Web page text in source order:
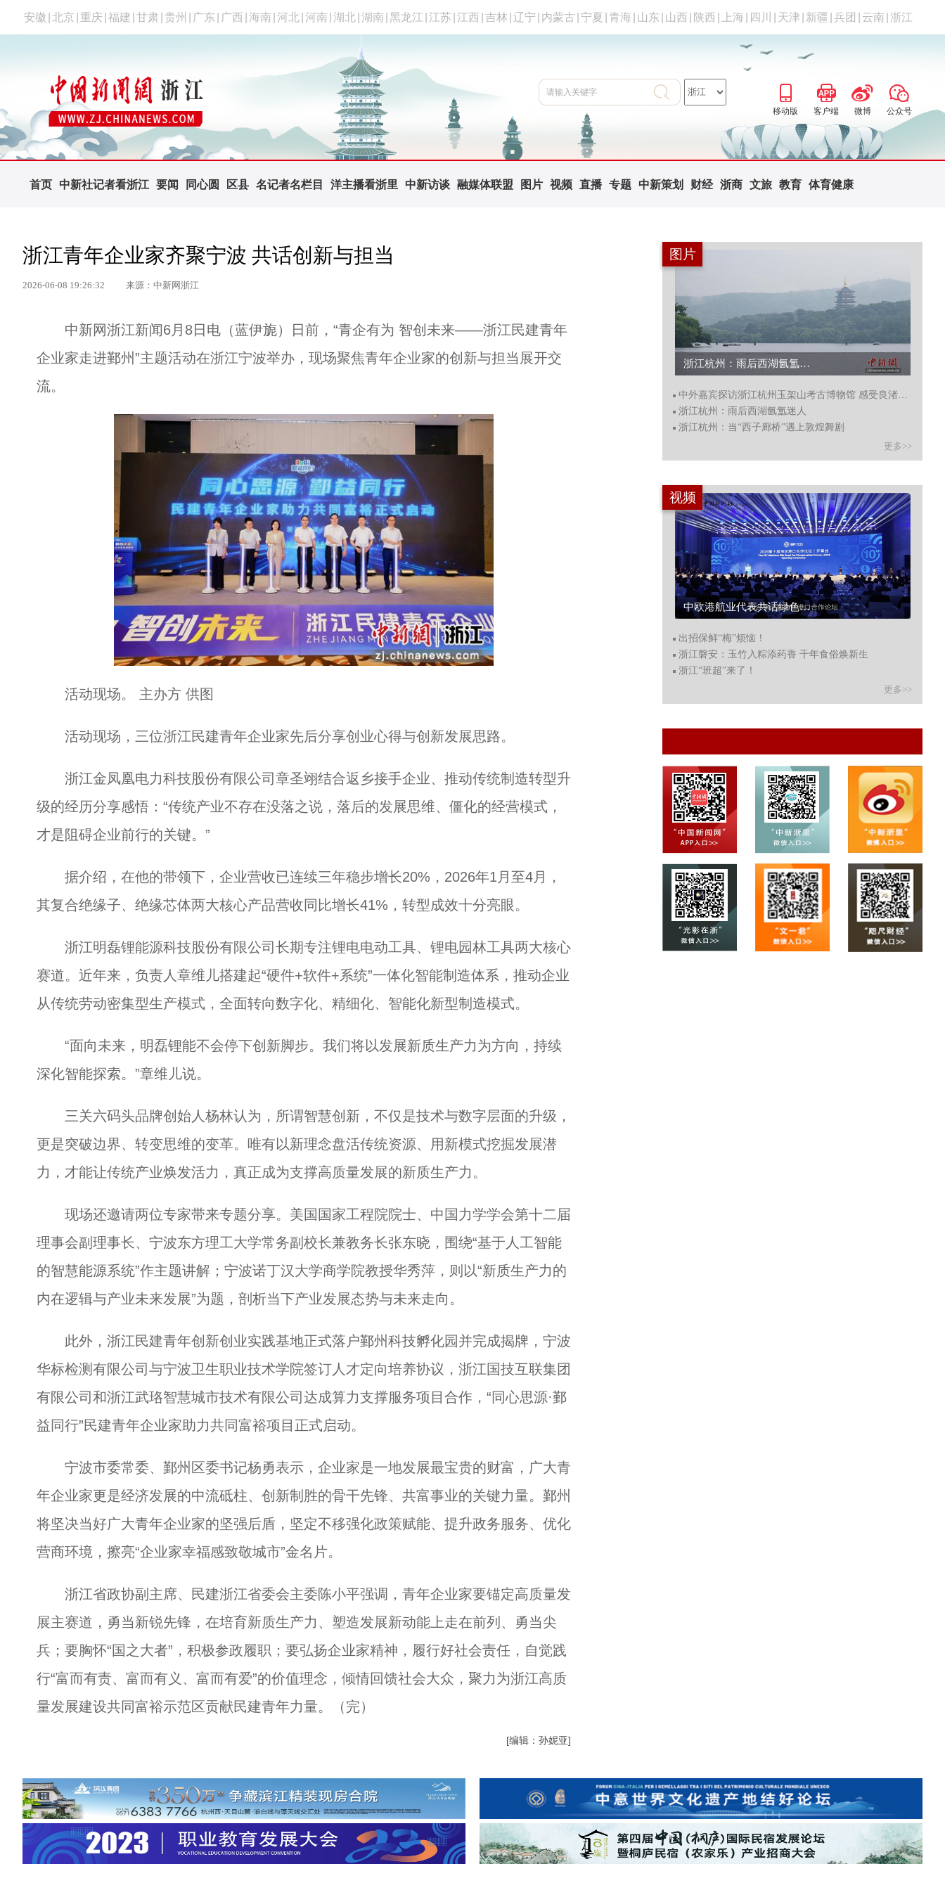
安徽 北京 重庆 福建 甘肃 贵州 广东 广西 海南 河北 河南 湖北 湖南 黑龙江 江苏 江西 吉林 辽宁 内蒙古 宁夏 青海 山东 山西 陕西 上海 四川 天津 新疆 兵团 云南 浙江
移动版 客户端 微博 公众号
首页 中新社记者看浙江 要闻 同心圆 区县 名记者名栏目 洋主播看浙里 中新访谈 融媒体联盟 图片 视频 直播 专题 中新策划 财经 浙商 文旅 教育 体育健康
浙江青年企业家齐聚宁波 共话创新与担当
2026-06-08 19:26:32 来源：中新网浙江
中新网浙江新闻6月8日电（蓝伊旎）日前，“青企有为 智创未来——浙江民建青年
企业家走进鄞州”主题活动在浙江宁波举办，现场聚焦青年企业家的创新与担当展开交
流。
活动现场。 主办方 供图
活动现场，三位浙江民建青年企业家先后分享创业心得与创新发展思路。
浙江金凤凰电力科技股份有限公司章圣翊结合返乡接手企业、推动传统制造转型升
级的经历分享感悟：“传统产业不存在没落之说，落后的发展思维、僵化的经营模式，
才是阻碍企业前行的关键。”
据介绍，在他的带领下，企业营收已连续三年稳步增长20%，2026年1月至4月，
其复合绝缘子、绝缘芯体两大核心产品营收同比增长41%，转型成效十分亮眼。
浙江明磊锂能源科技股份有限公司长期专注锂电电动工具、锂电园林工具两大核心
赛道。近年来，负责人章维儿搭建起“硬件+软件+系统”一体化智能制造体系，推动企业
从传统劳动密集型生产模式，全面转向数字化、精细化、智能化新型制造模式。
“面向未来，明磊锂能不会停下创新脚步。我们将以发展新质生产力为方向，持续
深化智能探索。”章维儿说。
三关六码头品牌创始人杨林认为，所谓智慧创新，不仅是技术与数字层面的升级，
更是突破边界、转变思维的变革。唯有以新理念盘活传统资源、用新模式挖掘发展潜
力，才能让传统产业焕发活力，真正成为支撑高质量发展的新质生产力。
现场还邀请两位专家带来专题分享。美国国家工程院院士、中国力学学会第十二届
理事会副理事长、宁波东方理工大学常务副校长兼教务长张东晓，围绕“基于人工智能
的智慧能源系统”作主题讲解；宁波诺丁汉大学商学院教授华秀萍，则以“新质生产力的
内在逻辑与产业未来发展”为题，剖析当下产业发展态势与未来走向。
此外，浙江民建青年创新创业实践基地正式落户鄞州科技孵化园并完成揭牌，宁波
华标检测有限公司与宁波卫生职业技术学院签订人才定向培养协议，浙江国技互联集团
有限公司和浙江武珞智慧城市技术有限公司达成算力支撑服务项目合作，“同心思源·鄞
益同行”民建青年企业家助力共同富裕项目正式启动。
宁波市委常委、鄞州区委书记杨勇表示，企业家是一地发展最宝贵的财富，广大青
年企业家更是经济发展的中流砥柱、创新制胜的骨干先锋、共富事业的关键力量。鄞州
将坚决当好广大青年企业家的坚强后盾，坚定不移强化政策赋能、提升政务服务、优化
营商环境，擦亮“企业家幸福感致敬城市”金名片。
浙江省政协副主席、民建浙江省委会主委陈小平强调，青年企业家要锚定高质量发
展主赛道，勇当新锐先锋，在培育新质生产力、塑造发展新动能上走在前列、勇当尖
兵；要胸怀“国之大者”，积极参政履职；要弘扬企业家精神，履行好社会责任，自觉践
行“富而有责、富而有义、富而有爱”的价值理念，倾情回馈社会大众，聚力为浙江高质
量发展建设共同富裕示范区贡献民建青年力量。（完）
[编辑：孙妮亚]
图片
浙江杭州：雨后西湖氤氲迷人...
中外嘉宾探访浙江杭州玉架山考古博物馆 感受良渚文明
浙江杭州：雨后西湖氤氲迷人
浙江杭州：当“西子廊桥”遇上敦煌舞剧
更多>>
视频
中欧港航业代表共话绿色航运走廊建设...
出招保鲜“梅”烦恼！
浙江磐安：玉竹入粽添药香 千年食俗焕新生
浙江“班超”来了！
更多>>